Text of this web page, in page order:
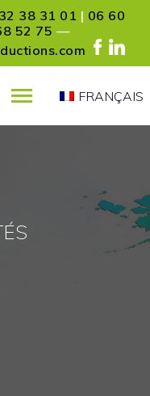
38 31 01 | 06 60
52 75 —
FRANÇAIS